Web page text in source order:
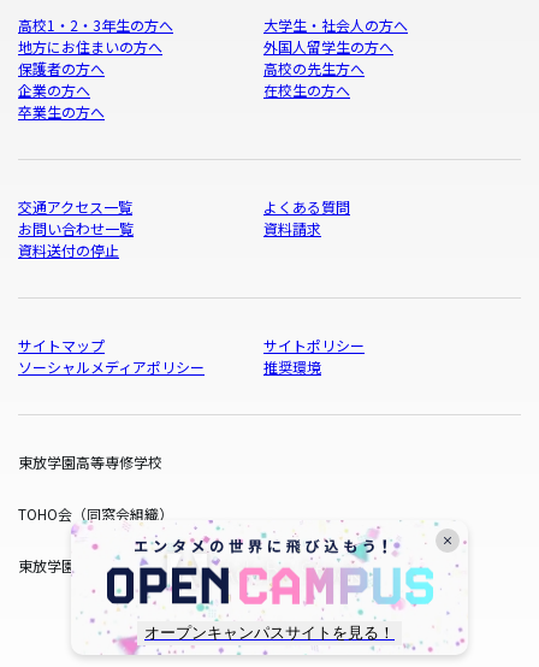
オープンキャンパスサイトを見る！
高校1・2・3年生の方へ
大学生・社会人の方へ
地方にお住まいの方へ
外国人留学生の方へ
保護者の方へ
高校の先生方へ
企業の方へ
在校生の方へ
卒業生の方へ
交通アクセス一覧
よくある質問
お問い合わせ一覧
資料請求
資料送付の停止
サイトマップ
サイトポリシー
ソーシャルメディアポリシー
推奨環境
東放学園高等専修学校
TOHO会（同窓会組織）
東放学園サービス
copyright © TOHO GAKUEN All Rights Reserved.